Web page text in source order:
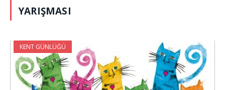
YARIŞMASI
KENT GÜNLÜĞÜ